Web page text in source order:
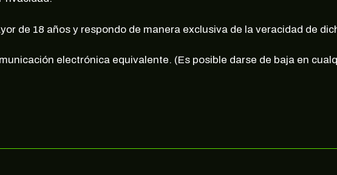
de 18 años y respondo de manera exclusiva de la veracidad de
electrónica equivalente. (Es posible darse de baja en